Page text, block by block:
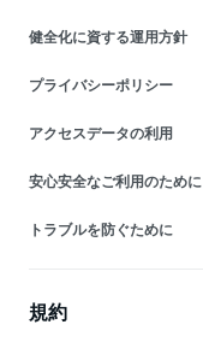
健全化に資する運用方針
プライバシーポリシー
アクセスデータの利用
安心安全なご利用のために
トラブルを防ぐために
規約